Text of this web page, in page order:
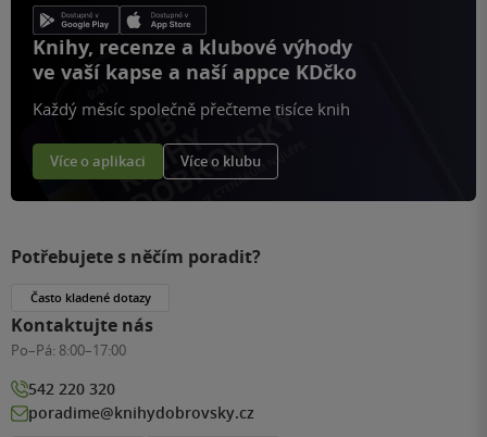
Knihy, recenze a klubové výhody
ve vaší kapse a naší appce KDčko
Každý měsíc společně přečteme tisíce knih
Více o aplikaci Více o klubu
Potřebujete s něčím poradit?
Často kladené dotazy
Kontaktujte nás
Po–Pá: 8:00–17:00
542 220 320
poradime@knihydobrovsky.cz